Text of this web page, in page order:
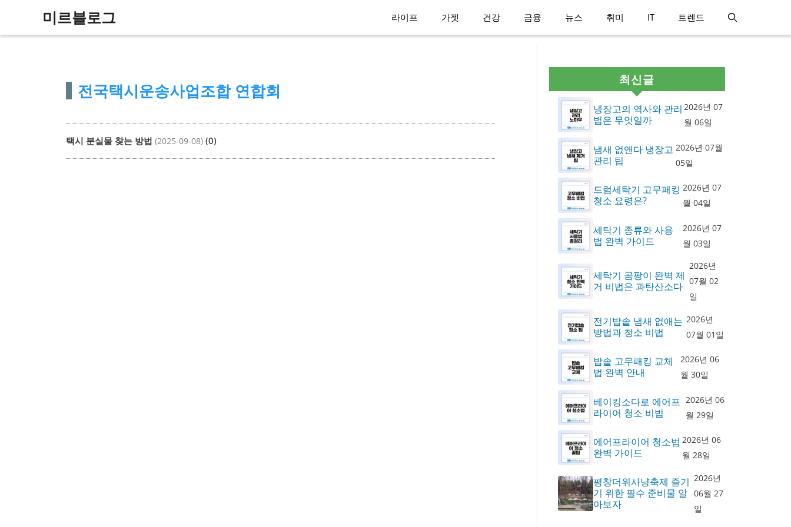
미르블로그 라이프 가젯 건강 금융 뉴스 취미 IT 트렌드
전국택시운송사업조합 연합회
택시 분실물 찾는 방법 (2025-09-08) (0)
최신글
냉장고의 역사와 관리
법은 무엇일까
2026년 07
월 06일
냄새 없앤다 냉장고
관리 팁
2026년 07월
05일
드럼세탁기 고무패킹
청소 요령은?
2026년 07
월 04일
세탁기 종류와 사용
법 완벽 가이드
2026년 07
월 03일
세탁기 곰팡이 완벽 제
거 비법은 과탄산소다
2026년
07월 02
일
전기밥솥 냄새 없애는
방법과 청소 비법
2026년
07월 01일
밥솥 고무패킹 교체
법 완벽 안내
2026년 06
월 30일
베이킹소다로 에어프
라이어 청소 비법
2026년 06
월 29일
에어프라이어 청소법
완벽 가이드
2026년 06
월 28일
평창더위사냥축제 즐기
기 위한 필수 준비물 알
아보자
2026년
06월 27
일